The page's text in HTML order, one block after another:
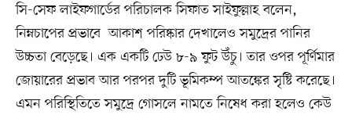
সি-সেফ লাইফগার্ডের পরিচালক সিফাত সাইফুল্লাহ বলেন,
নিম্নচাপের প্রভাবে আকাশ পরিষ্কার দেখালেও সমুদ্রের পানির
উচ্চতা বেড়েছে। এক একটি ঢেউ ৮-৯ ফুট উঁচু। তার ওপর পূর্ণিমার
জোয়ারের প্রভাব আর পরপর দুটি ভূমিকম্প আতঙ্কের সৃষ্টি করেছে।
এমন পরিস্থিতিতে সমুদ্রে গোসলে নামতে নিষেধ করা হলেও কেউ